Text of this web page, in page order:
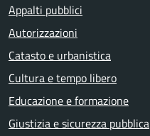
Appalti pubblici
Autorizzazioni
Catasto e urbanistica
Cultura e tempo libero
Educazione e formazione
Giustizia e sicurezza pubblica